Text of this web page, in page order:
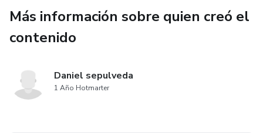
través de la comida real.
Más información sobre quien creó el
contenido
Daniel sepulveda
1 Año Hotmarter